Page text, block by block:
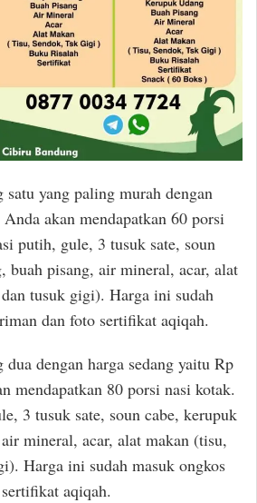
satu yang paling murah dengan
akan mendapatkan 60 porsi
putih, gule, 3 tusuk sate, soun
buah pisang, air mineral, acar, alat
tusuk gigi). Harga ini sudah
dan foto sertifikat aqiqah.
dua dengan harga sedang yaitu Rp
mendapatkan 80 porsi nasi kotak.
3 tusuk sate, soun cabe, kerupuk
mineral, acar, alat makan (tisu,
Harga ini sudah masuk ongkos
aqiqah.